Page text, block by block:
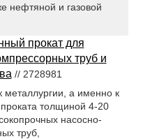
нефтяной и газовой
прокат для
труб и
// 2728981
металлургии, а именно к
проката толщиной 4-20
насосно-
труб,